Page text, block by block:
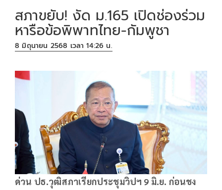
สภาขยับ! งัด ม.165 เปิดช่องร่วม
หารือข้อพิพาทไทย-กัมพูชา
8 มิถุนายน 2568 เวลา 14:26 น.
ด่วน ปธ.วุฒิสภาเรียกประชุมวิปฯ 9 มิ.ย. ก่อนชง